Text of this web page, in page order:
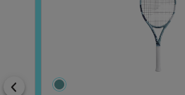
Previous